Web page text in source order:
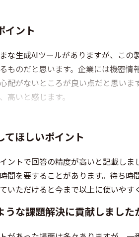
イント
な生成AIツールがありますが、こ
ものだと思います。企業には機密
配がないところが良い点だと思い
高いと感じます。
てほしいポイント
ントで回答の精度が高いと記載し
間を要することがあります。待ち
いただけると今まで以上に使いやす
うな課題解決に貢献しまし